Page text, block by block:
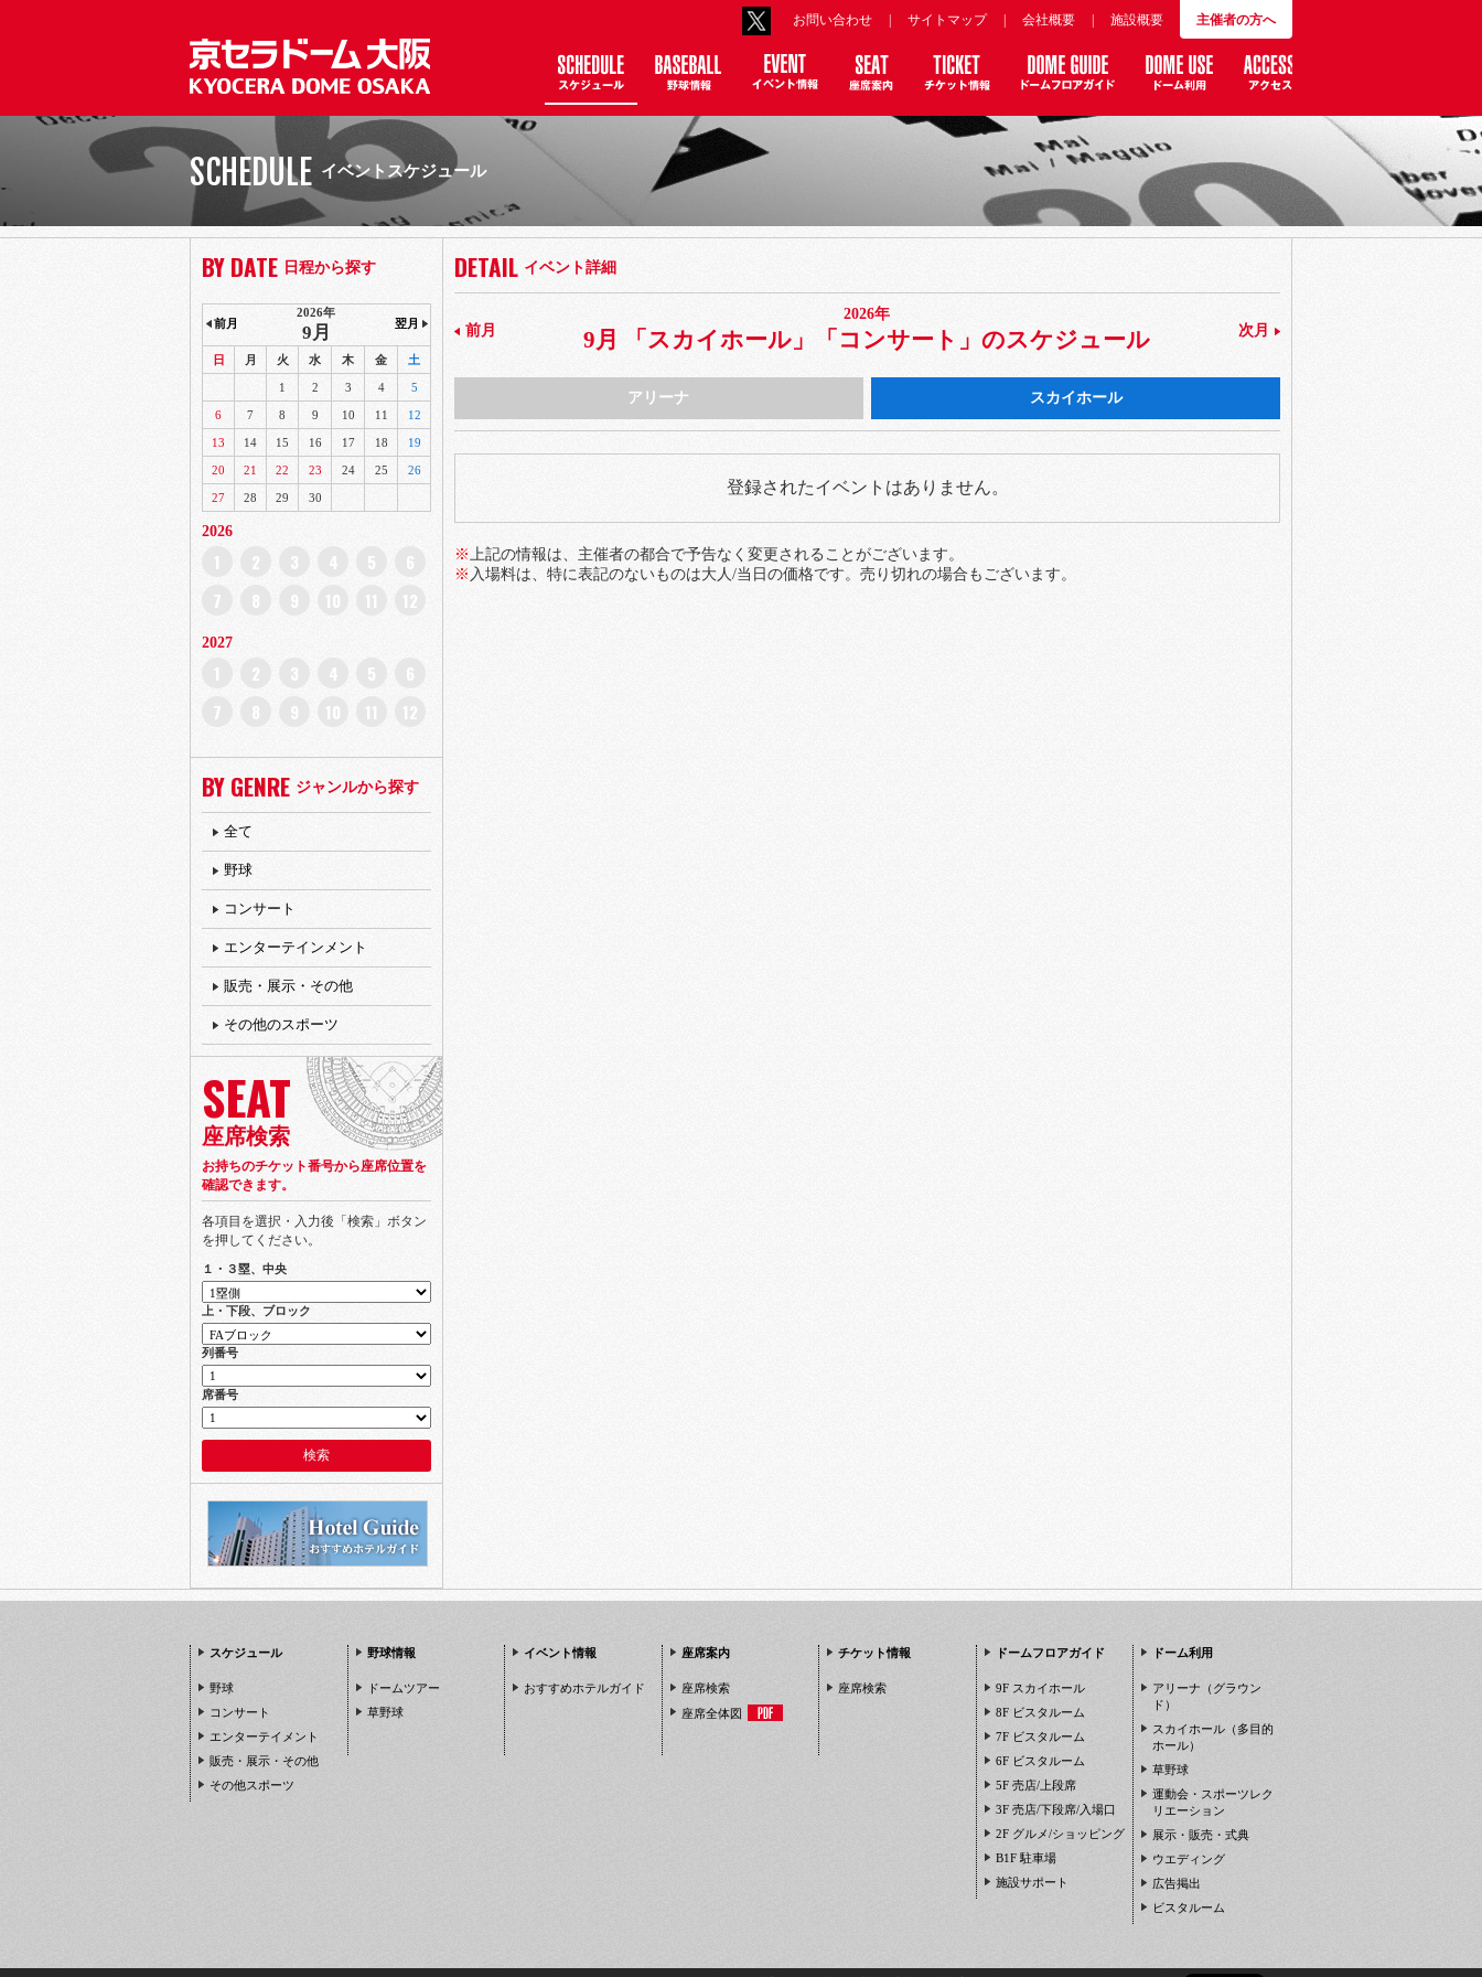
主催者の方へ
施設概要
会社概要
サイトマップ
お問い合わせ
SCHEDULE イベントスケジュール
DETAIL イベント詳細
前月
2026年
9月 「スカイホール」「コンサート」のスケジュール 次月
アリーナ スカイホール
登録されたイベントはありません。
※上記の情報は、主催者の都合で予告なく変更されることがございます。
※ 入場料は、特に表記のないものは大人/当日の価格です。売り切れの場合もございます。
BY DATE 日程から探す
前月
2026年
9月 翌月
日 月 火 水 木 金 土
1 2 3 4 5
6 7 8 9 10 11 12
13 14 15 16 17 18 19
20 21 22 23 24 25 26
27 28 29 30
2026
1 2 3 4 5
6
7
8 9 10 11 12
2027
1 2 3 4 5
6
7
8 9 10 11 12
BY GENRE ジャンルから探す
全て
野球
コンサート
エンターテインメント
販売・展示・その他
その他のスポーツ
SEAT
座席検索
お持ちのチケット番号から座席位置を
確認できます。
各項目を選択・入力後「検索」ボタン
を押してください。
１・３塁、中央
上・下段、ブロック
列番号
席番号
スケジュール
野球
コンサート
エンターテイメント
販売・展示・その他
その他スポーツ
野球情報
ドームツアー
草野球
イベント情報
おすすめホテルガイド
座席案内
座席検索
座席全体図
チケット情報
座席検索
ドームフロアガイド
9F スカイホール
8F ビスタルーム
7F ビスタルーム
6F ビスタルーム
5F 売店/上段席
3F 売店/下段席/入場口
2F グルメ/ショッピング
B1F 駐車場
施設サポート
ドーム利用
アリーナ（グラウン
ド）
スカイホール（多目的
ホール）
草野球
運動会・スポーツレク
リエーション
展示・販売・式典
ウエディング
広告掲出
ビスタルーム